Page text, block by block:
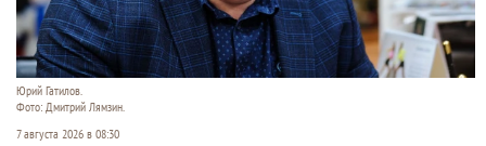
Юрий Гатилов.
Фото: Дмитрий Лямзин.
7 августа 2026 в 08:30